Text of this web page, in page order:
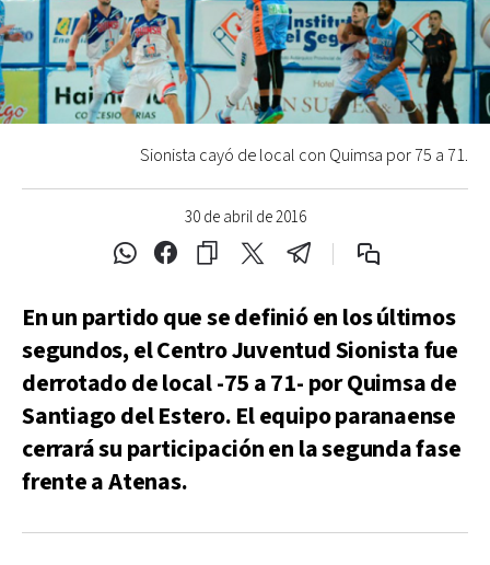
30 de abril de 2016
Sionista cayó de local con Quimsa por 75 a 71.
En un partido que se definió en los últimos
segundos, el Centro Juventud Sionista fue
derrotado de local -75 a 71- por Quimsa de
Santiago del Estero. El equipo paranaense
cerrará su participación en la segunda fase
frente a Atenas.